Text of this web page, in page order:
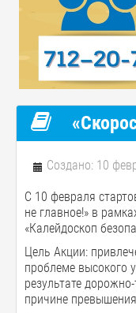
Создано: 10
С 10 февраля
не главное!» в
«Калейдоскоп
Цель Акции:
проблеме высокого
результате
причине